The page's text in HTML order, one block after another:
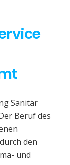
Sanitär
Beruf des
den
und